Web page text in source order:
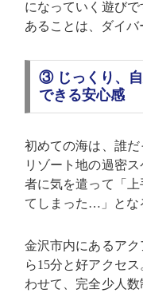
になっていく遊び
あることは、ダイバ
③ じっくり、
できる安心感
初めての海は、誰だ
リゾート地の過密
者に気を遣って「
てしまった…」とな
金沢市内にあるア
ら15分と好アクセ
わせて、完全少人